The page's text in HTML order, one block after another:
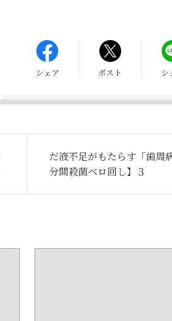
シェア ポスト シ
だ液不足がもたらす「歯周
分間殺菌ベロ回し】３